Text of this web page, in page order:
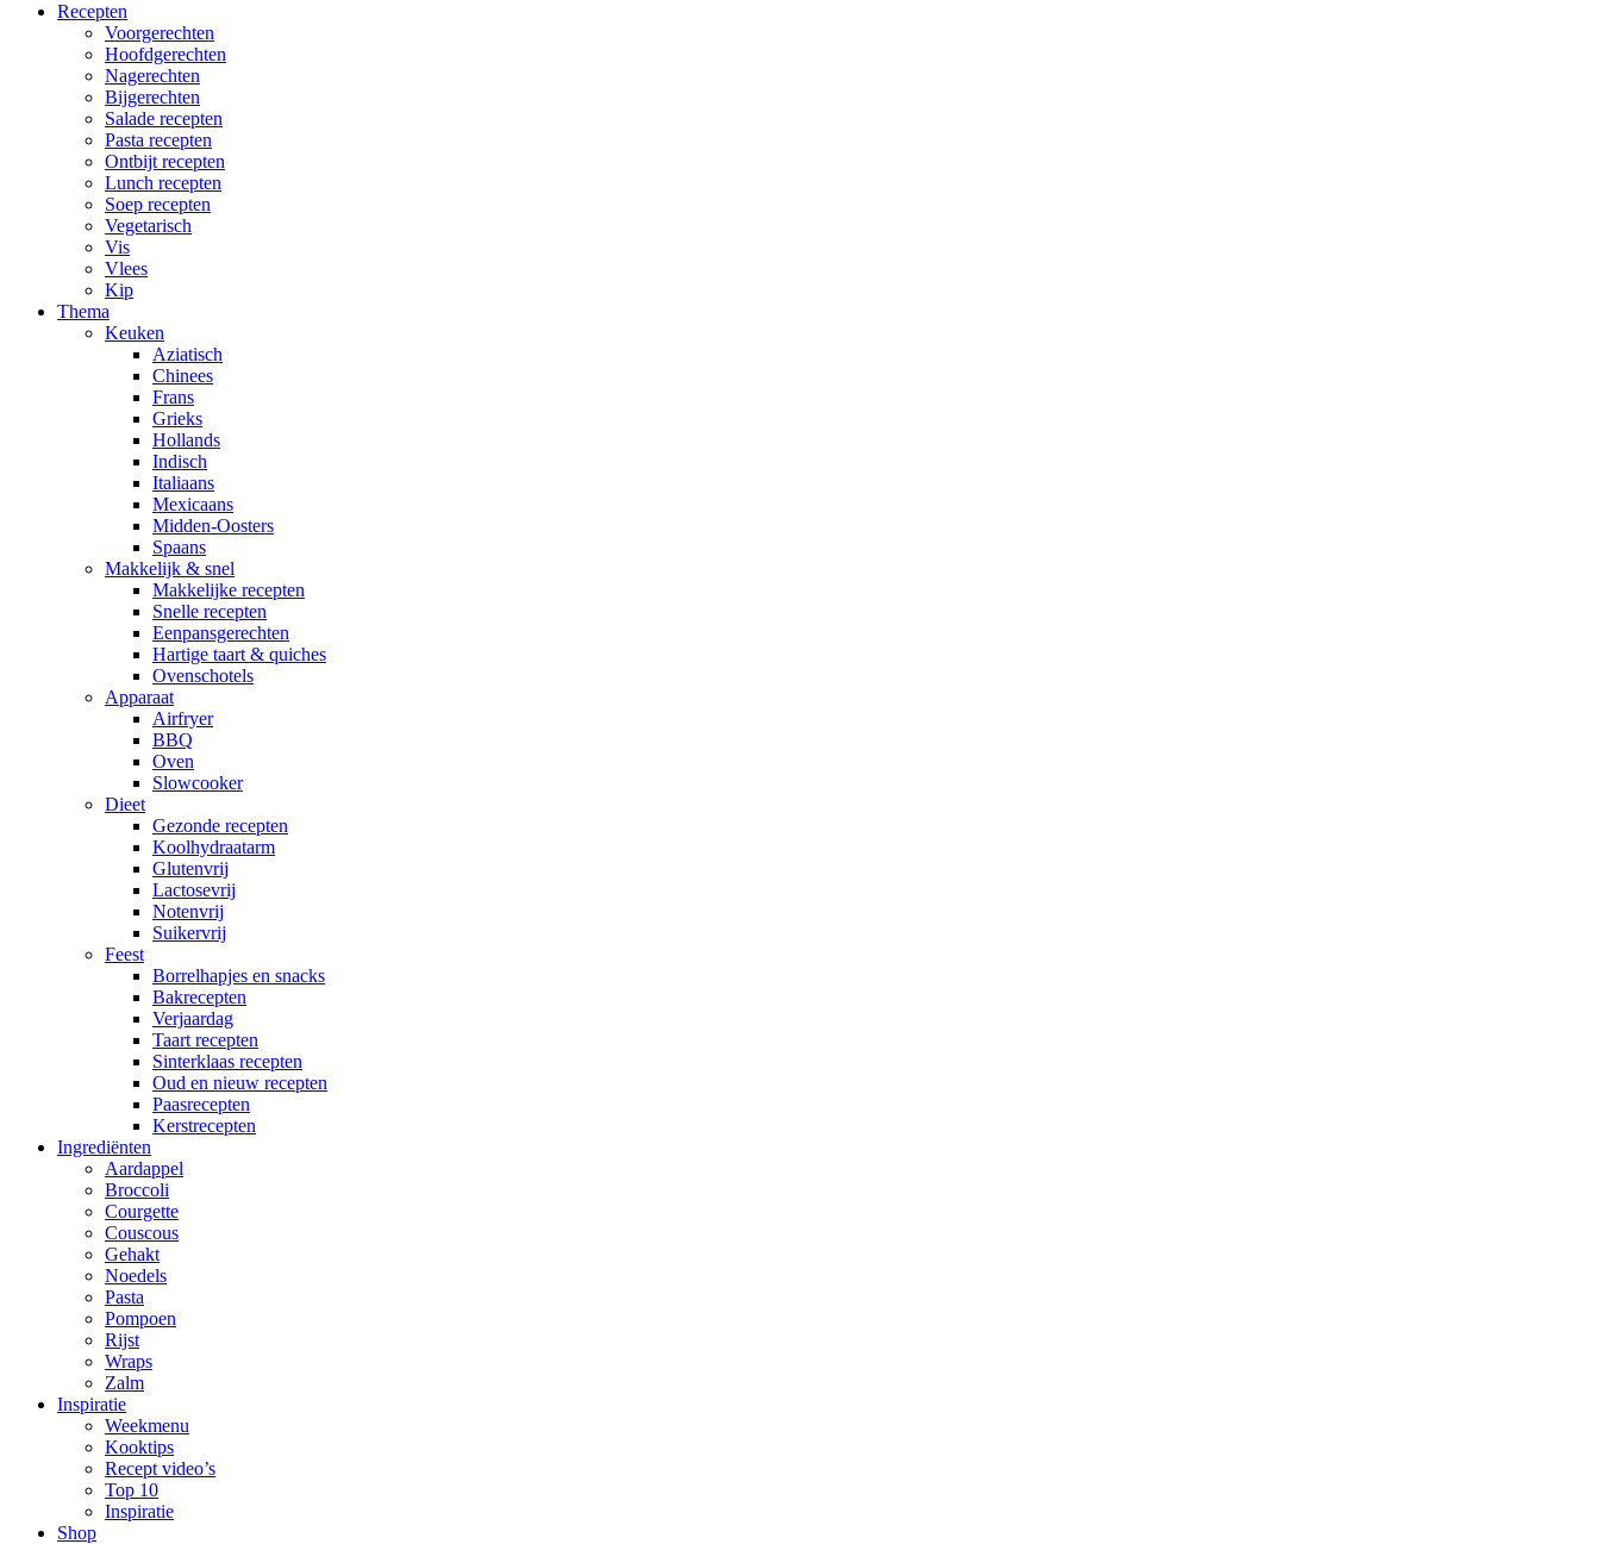
Recepten
Voorgerechten
Hoofdgerechten
Nagerechten
Bijgerechten
Salade recepten
Pasta recepten
Ontbijt recepten
Lunch recepten
Soep recepten
Vegetarisch
Vis
Vlees
Kip
Thema
Keuken
Aziatisch
Chinees
Frans
Grieks
Hollands
Indisch
Italiaans
Mexicaans
Midden-Oosters
Spaans
Makkelijk & snel
Makkelijke recepten
Snelle recepten
Eenpansgerechten
Hartige taart & quiches
Ovenschotels
Apparaat
Airfryer
BBQ
Oven
Slowcooker
Dieet
Gezonde recepten
Koolhydraatarm
Glutenvrij
Lactosevrij
Notenvrij
Suikervrij
Feest
Borrelhapjes en snacks
Bakrecepten
Verjaardag
Taart recepten
Sinterklaas recepten
Oud en nieuw recepten
Paasrecepten
Kerstrecepten
Ingrediënten
Aardappel
Broccoli
Courgette
Couscous
Gehakt
Noedels
Pasta
Pompoen
Rijst
Wraps
Zalm
Inspiratie
Weekmenu
Kooktips
Recept video’s
Top 10
Inspiratie
Shop